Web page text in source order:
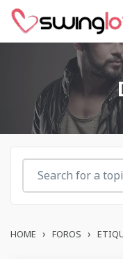
Skip to main content
HOME › FOROS ›